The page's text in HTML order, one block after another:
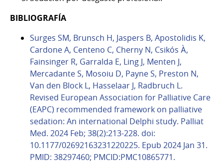
BIBLIOGRAFÍA
Surges SM, Brunsch H, Jaspers B, Apostolidis K,
Cardone A, Centeno C, Cherny N, Csikós À,
Fainsinger R, Garralda E, Ling J, Menten J,
Mercadante S, Mosoiu D, Payne S, Preston N,
Van den Block L, Hasselaar J, Radbruch L.
Revised European Association for Palliative Care
(EAPC) recommended framework on palliative
sedation: An international Delphi study. Palliat
Med. 2024 Feb; 38(2):213-228. doi:
10.1177/02692163231220225. Epub 2024 Jan 31.
PMID: 38297460; PMCID:PMC10865771.